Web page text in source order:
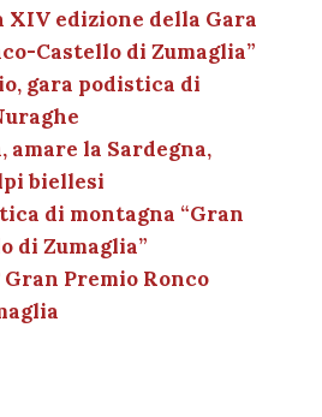
A
p
p
g
er
a
m
dI
n
XIV edizione della Gara
Castello di Zumaglia”
gara podistica di
amare la Sardegna,
biellesi
di montagna “Gran
di Zumaglia”
Gran Premio Ronco